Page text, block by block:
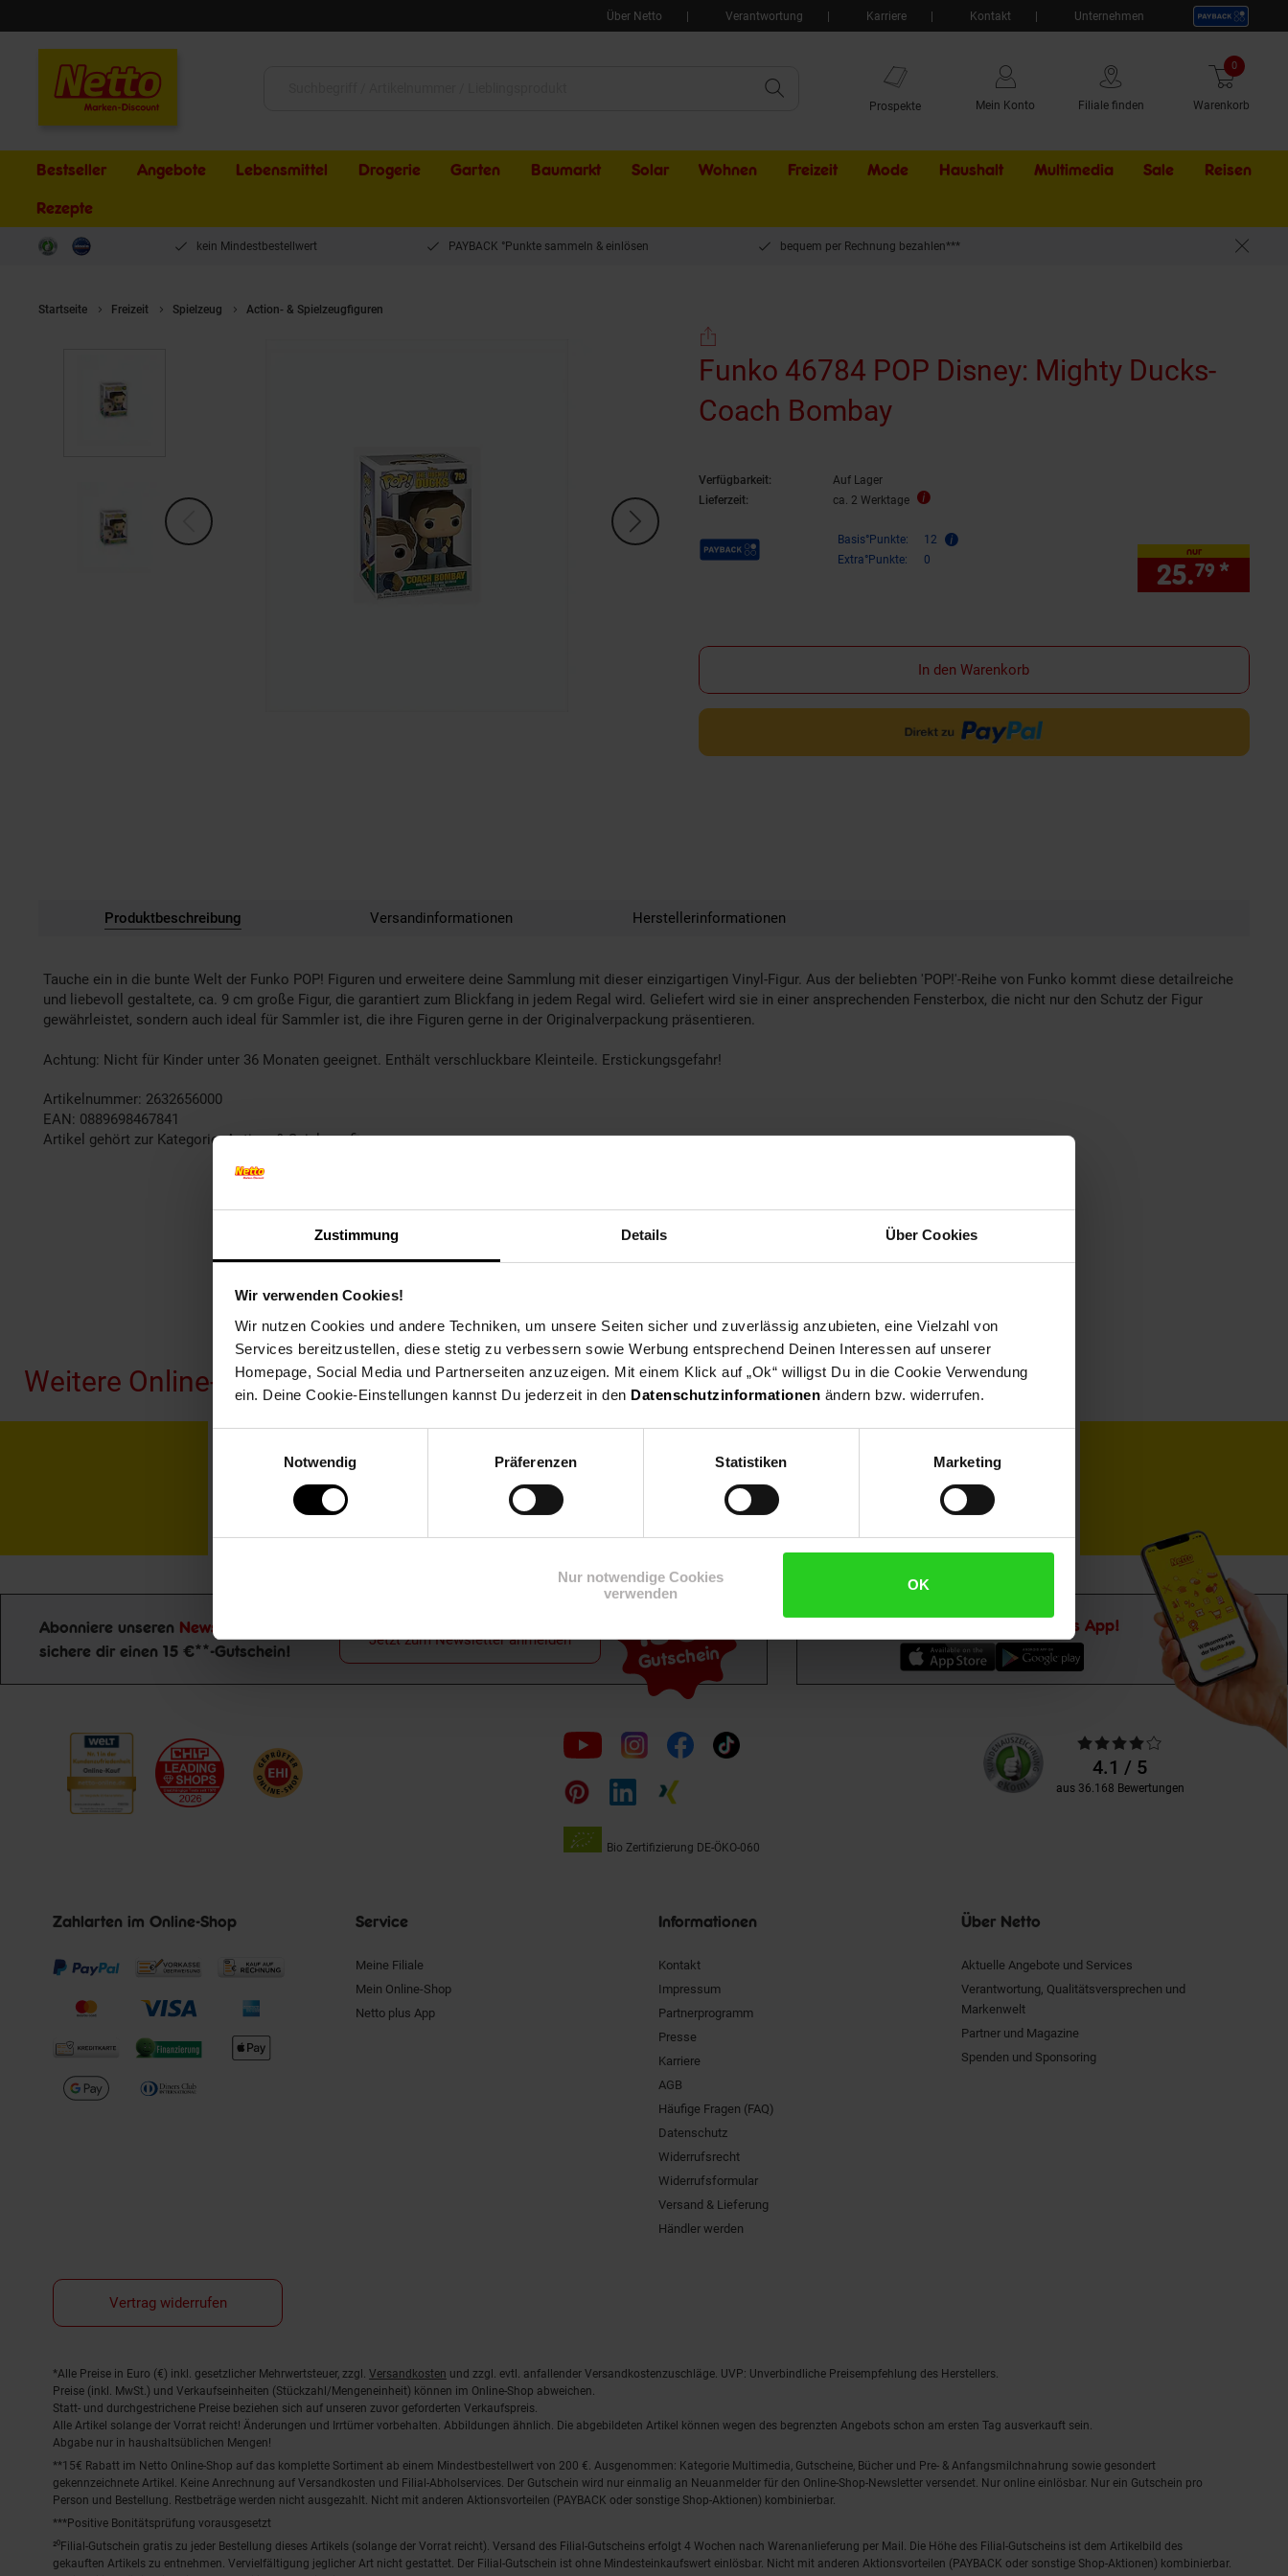
Zustimmung Details Über Cookies
Wir verwenden Cookies!
Wir nutzen Cookies und andere Techniken, um unsere Seiten sicher und zuverlässig anzubieten, eine Vielzahl von
Services bereitzustellen, diese stetig zu verbessern sowie Werbung entsprechend Deinen Interessen auf unserer
Homepage, Social Media und Partnerseiten anzuzeigen. Mit einem Klick auf „Ok“ willigst Du in die Cookie Verwendung
ein. Deine Cookie-Einstellungen kannst Du jederzeit in den Datenschutzinformationen ändern bzw. widerrufen.
Notwendig
Präferenzen Statistiken Marketing
Nur notwendige Cookies
verwenden
OK
Über Netto Verantwortung Karriere Kontakt Unternehmen
Prospekte Mein Konto Filiale finden Warenkorb
0 Artikel
Bestseller Angebote Lebensmittel Drogerie Garten Baumarkt Solar Wohnen Freizeit Mode Haushalt Multimedia Sale Externer
Reisen
Rezepte
kein Mindestbestellwert PAYBACK °Punkte sammeln & einlösen bequem per Rechnung bezahlen***
Startseite Freizeit Spielzeug Action- & Spielzeugfiguren
Funko 46784 POP Disney: Mighty Ducks-
Coach Bombay
Verfügbarkeit:
Auf Lager
Lieferzeit:
ca. 2 Werktage
Payback Punkte Basis°Punkte:
12
Extra°Punkte:
0
nur
25.79 *
In den Warenkorb
Produktbeschreibung Versandinformationen Herstellerinformationen
Tauche ein in die bunte Welt der Funko POP! Figuren und erweitere deine Sammlung mit dieser einzigartigen Vinyl-Figur. Aus der beliebten 'POP!'-Reihe von Funko kommt diese detailreiche
und liebevoll gestaltete, ca. 9 cm große Figur, die garantiert zum Blickfang in jedem Regal wird. Geliefert wird sie in einer ansprechenden Fensterbox, die nicht nur den Schutz der Figur
gewährleistet, sondern auch ideal für Sammler ist, die ihre Figuren gerne in der Originalverpackung präsentieren.
Achtung: Nicht für Kinder unter 36 Monaten geeignet. Enthält verschluckbare Kleinteile. Erstickungsgefahr!
Artikelnummer: 2632656000
EAN: 0889698467841
Artikel gehört zur Kategorie:Action- & Spielzeugfiguren
Weitere Online-Angebote
Newsletter Anmeldung
Abonniere unseren Newsletter
sichere dir einen 15 €**-Gutschein!
15€
Gutschein
Jetzt zum Newsletter anmelden
Netto plus App!
Folge
uns
auf
Bio Zertifizierung DE-ÖKO-060
Unsere
Kundenbewertungen
Durchschnittliche
Bewertungen4.1 / 5
aus 36.168 Bewertungen
Zahlarten im Online-Shop Service
Meine Filiale
Mein Online-Shop
Netto plus App
Informationen
Kontakt
Impressum
Partnerprogramm
Presse
Karriere
AGB
Häufige Fragen (FAQ)
Datenschutz
Widerrufsrecht
Widerrufsformular
Versand & Lieferung
Händler werden
Über Netto
Aktuelle Angebote und Services
Verantwortung, Qualitätsversprechen und
Markenwelt
Partner und Magazine
Spenden und Sponsoring
Vertrag widerrufen
Fußnoten
*Alle Preise in Euro (€) inkl. gesetzlicher Mehrwertsteuer, zzgl. Versandkosten und zzgl. evtl. anfallender Versandkostenzuschläge. UVP: Unverbindliche Preisempfehlung des Herstellers.
Preise (inkl. MwSt.) und Verkaufseinheiten (Stückzahl/Mengeneinheit) können im Online-Shop abweichen.
Statt- und durchgestrichene Preise beziehen sich auf unseren zuvor geforderten Verkaufspreis.
Alle Artikel solange der Vorrat reicht! Änderungen und Irrtümer vorbehalten. Abbildungen ähnlich. Die abgebildeten Artikel können wegen des begrenzten Angebots schon am ersten Tag ausverkauft sein.
Abgabe nur in haushaltsüblichen Mengen!
**15€ Rabatt im Netto Online-Shop auf das komplette Sortiment ab einem Mindestbestellwert von 200 €. Ausgenommen: Kategorie Multimedia, Gutscheine, Bücher und Pre- & Anfangsmilchnahrung sowie gesondert
gekennzeichnete Artikel. Keine Anrechnung auf Versandkosten und Filial-Abholservices. Der Gutschein wird nur einmalig an Neuanmelder für den Online-Shop-Newsletter versendet. Nur online einlösbar. Nur ein Gutschein pro
Person und Bestellung. Restbeträge werden nicht ausgezahlt. Nicht mit anderen Aktionsvorteilen (PAYBACK oder sonstige Shop-Aktionen) kombinierbar.
***Positive Bonitätsprüfung vorausgesetzt
²⁰Filial-Gutschein gratis zu jeder Bestellung dieses Artikels (solange der Vorrat reicht). Versand des Filial-Gutscheins erfolgt 4 Wochen nach Warenanlieferung per Mail. Die Höhe des Filial-Gutscheins ist dem Artikelbild des
gekauften Artikels zu entnehmen. Vervielfältigung jeglicher Art nicht gestattet. Der Filial-Gutschein ist ohne Mindesteinkaufswert einlösbar. Nicht mit anderen Aktionsvorteilen (PAYBACK oder sonstige Shop-Aktionen) kombinierbar.